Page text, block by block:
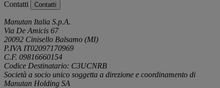
Contatti Contatti
Manutan Italia S.p.A.
Via De Amicis 67
20092 Cinisello Balsamo (MI)
P.IVA IT02097170969
C.F. 09816660154
Codice Destinatario: C3UCNRB
Società a socio unico soggetta a direzione e coordinamento di
Manutan Holding SA